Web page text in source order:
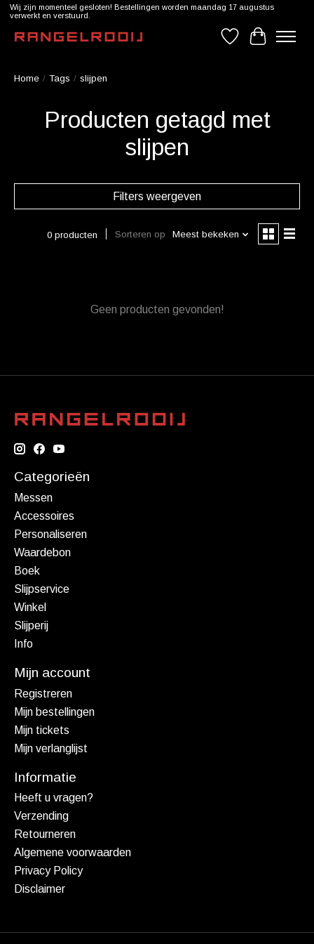
Wij zijn momenteel gesloten! Bestellingen worden maandag 17 augustus
verwerkt en verstuurd.
Verlanglijst
Home / Tags / slijpen
Producten getagd met
slijpen
Filters weergeven
0 producten Sorteren op Meest bekeken
Geen producten gevonden!
Categorieën
Messen
Accessoires
Personaliseren
Waardebon
Boek
Slijpservice
Winkel
Slijperij
Info
Mijn account
Registreren
Mijn bestellingen
Mijn tickets
Mijn verlanglijst
Informatie
Heeft u vragen?
Verzending
Retourneren
Algemene voorwaarden
Privacy Policy
Disclaimer